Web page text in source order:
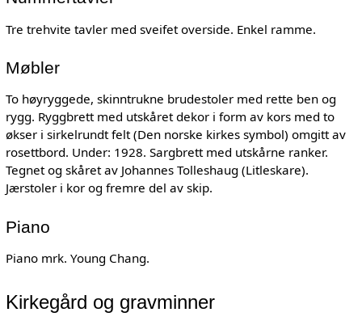
Tre trehvite tavler med sveifet overside. Enkel ramme.
Møbler
To høyryggede, skinntrukne brudestoler med rette ben og
rygg. Ryggbrett med utskåret dekor i form av kors med to
økser i sirkelrundt felt (Den norske kirkes symbol) omgitt av
rosettbord. Under: 1928. Sargbrett med utskårne ranker.
Tegnet og skåret av Johannes Tolleshaug (Litleskare).
Jærstoler i kor og fremre del av skip.
Piano
Piano mrk. Young Chang.
Kirkegård og gravminner